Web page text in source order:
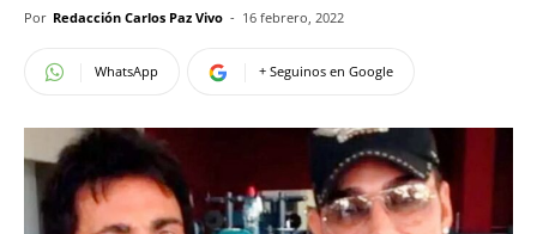
Por Redacción Carlos Paz Vivo - 16 febrero, 2022
WhatsApp + Seguinos en Google